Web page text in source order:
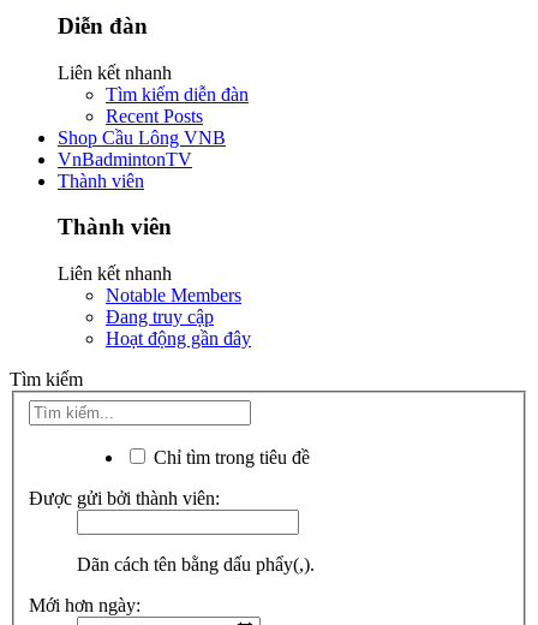
Diễn đàn
Liên kết nhanh
Tìm kiếm diễn đàn
Recent Posts
Shop Cầu Lông VNB
VnBadmintonTV
Thành viên
Thành viên
Liên kết nhanh
Notable Members
Đang truy cập
Hoạt động gần đây
Tìm kiếm
Chỉ tìm trong tiêu đề
Được gửi bởi thành viên:
Dãn cách tên bằng dấu phẩy(,).
Mới hơn ngày: